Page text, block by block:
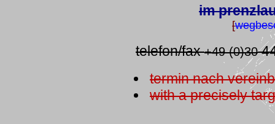
im
[
telefon/fax+49 (0)30
termin nach
with a precisely